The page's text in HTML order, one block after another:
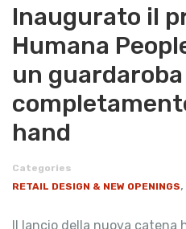
Inaugurato il
Humana
un guardaroba
hand
Categories
RETAIL DESIGN & NEW OPENINGS,
Il lancio della nuova